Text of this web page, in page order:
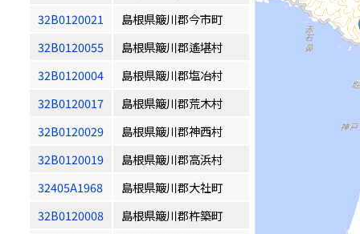
32B0120021
島根県簸川郡今市町
32B0120055
島根県簸川郡遙堪村
32B0120004
島根県簸川郡塩冶村
32B0120017
島根県簸川郡荒木村
32B0120029
島根県簸川郡神西村
32B0120019
島根県簸川郡高浜村
32405A1968
島根県簸川郡大社町
32B0120008
島根県簸川郡杵築町